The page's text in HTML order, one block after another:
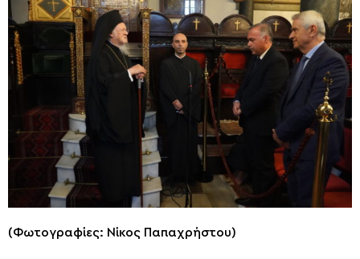
(Φωτογραφίες: Νίκος Παπαχρήστου)